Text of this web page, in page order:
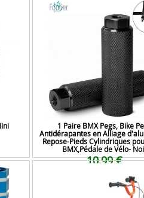
1 Paire BMX Pegs, Bike
Antidérapantes en Alliage
Repose-Pieds Cylindriques
BMX,Pédale de Vélo-
10,99 €